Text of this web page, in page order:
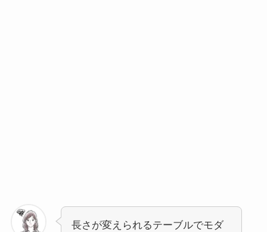
長さが変えられるテーブルでモダ